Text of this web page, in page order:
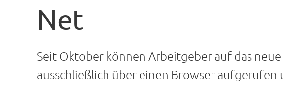
Net
Seit Oktober können Arbeitgeber auf das
ausschließlich über einen Browser aufgerufen